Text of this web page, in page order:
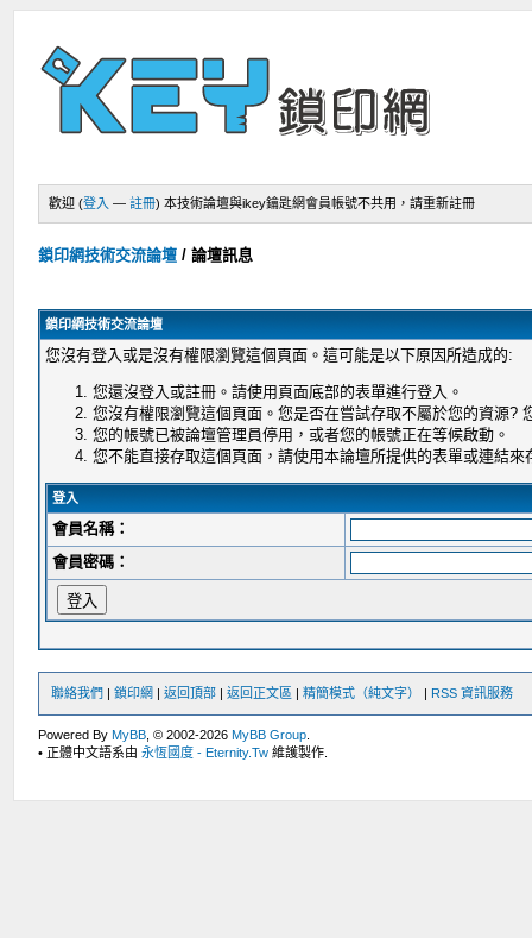
歡迎 (登入 —註冊) 本技術論壇與ikey鑰匙網會員帳號不共用，請重新註冊
鎖印網技術交流論壇 /論壇訊息
鎖印網技術交流論壇
您沒有登入或是沒有權限瀏覽這個頁面。這可能是以下原因所造成的:
您還沒登入或註冊。請使用頁面底部的表單進行登入。
您沒有權限瀏覽這個頁面。您是否在嘗試存取不屬於您的資源?
您的帳號已被論壇管理員停用，或者您的帳號正在等候啟動。
您不能直接存取這個頁面，請使用本論壇所提供的表單或連結來
登入
會員名稱：
會員密碼：
聯絡我們 |鎖印網 |返回頂部 |返回正文區 |精簡模式（純文字） | RSS 資訊服務
Powered ByMyBB , © 2002-2026MyBB Group
• 正體中文語系由永恆國度 - Eternity.Tw 維護製作.